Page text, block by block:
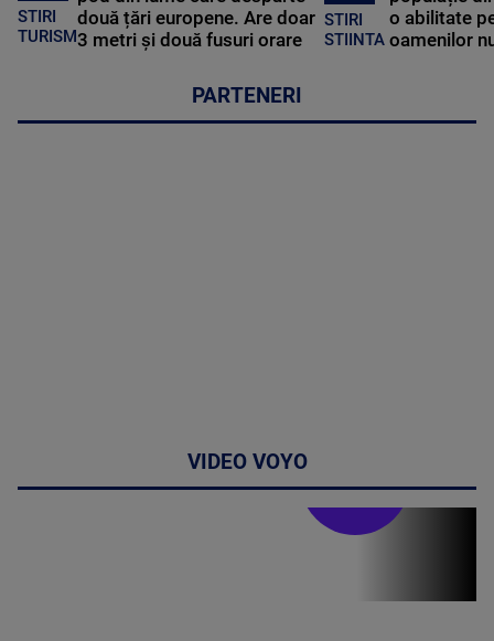
STIRI
TURISM
două țări europene. Are doar
3 metri și două fusuri orare
STIRI
STIINTA
o abilitate
oamenilor
PARTENERI
VIDEO VOYO